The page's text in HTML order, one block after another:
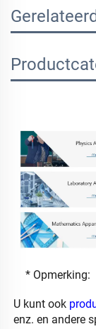
* Opmerking:
U kunt ook
enz. en andere